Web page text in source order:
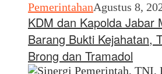
PemerintahanAgustus 8,
KDM dan Kapolda Jabar
Barang Bukti Kejahatan,
Brong dan Tramadol